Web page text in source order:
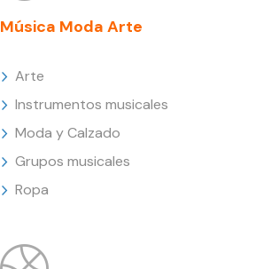
Música Moda Arte
Arte
Instrumentos musicales
Moda y Calzado
Grupos musicales
Ropa